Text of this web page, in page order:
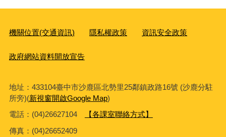
機關位置(交通資訊) 隱私權政策 資訊安全政策
政府網站資料開放宣告
地址：433104臺中市沙鹿區北勢里25鄰鎮政路16號 (沙鹿分駐
所旁)(新視窗開啟Google Map)
電話：(04)26627104
【各課室聯絡方式】
傳真： (04)26652409